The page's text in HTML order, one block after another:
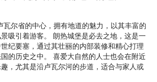
瓦尔省的中心，拥有地道的魅力，以其丰富的
吸引着游客。 朗热城堡是必去之地，这是一
纪要塞，通过其壮丽的内部装修和精心打理
的历史之中。 喜爱大自然的人士也会在附近
，尤其是沿卢瓦尔河的步道，适合与家人或